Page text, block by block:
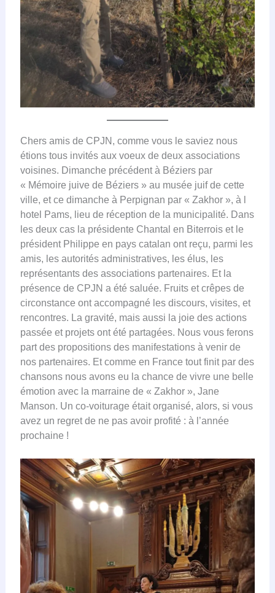
Chers amis de CPJN, comme vous le saviez nous
étions tous invités aux voeux de deux associations
voisines. Dimanche précédent à Béziers par
« Mémoire juive de Béziers » au musée juif de cette
ville, et ce dimanche à Perpignan par « Zakhor », à l
hotel Pams, lieu de réception de la municipalité. Dans
les deux cas la présidente Chantal en Biterrois et le
président Philippe en pays catalan ont reçu, parmi les
amis, les autorités administratives, les élus, les
représentants des associations partenaires. Et la
présence de CPJN a été saluée. Fruits et crêpes de
circonstance ont accompagné les discours, visites, et
rencontres. La gravité, mais aussi la joie des actions
passée et projets ont été partagées. Nous vous ferons
part des propositions des manifestations à venir de
nos partenaires. Et comme en France tout finit par des
chansons nous avons eu la chance de vivre une belle
émotion avec la marraine de « Zakhor », Jane
Manson. Un co-voiturage était organisé, alors, si vous
avez un regret de ne pas avoir profité : à l’année
prochaine !